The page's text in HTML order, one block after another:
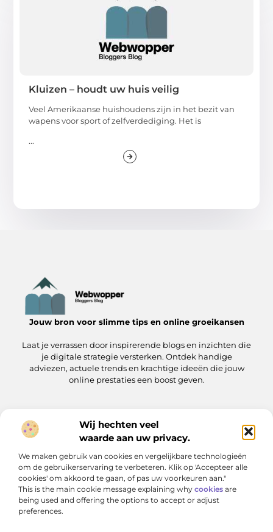
Wij hechten veel
waarde aan uw privacy.
We maken gebruik van cookies en vergelijkbare technologieën
om de gebruikerservaring te verbeteren. Klik op 'Accepteer alle
cookies' om akkoord te gaan, of pas uw voorkeuren aan."
This is the main cookie message explaining why cookies are
being used and offering the options to accept or adjust
preferences.
Kluizen – houdt uw huis veilig
Veel Amerikaanse huishoudens zijn in het bezit van
wapens voor sport of zelfverdediging. Het is
...
Jouw bron voor slimme tips en online groeikansen
Laat je verrassen door inspirerende blogs en inzichten die
je digitale strategie versterken. Ontdek handige
adviezen, actuele trends en krachtige ideeën die jouw
online prestaties een boost geven.
Onze informatie
Bericht categorie